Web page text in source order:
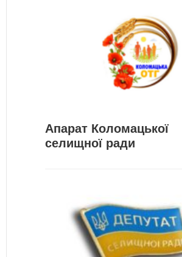
Апарат Коломацької
селищної ради